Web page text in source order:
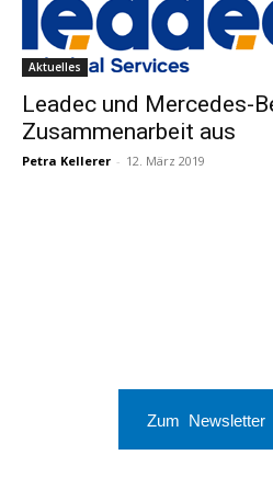
Aktuelles
Leadec und Mercedes-
Zusammenarbeit aus
Petra Kellerer - 12. März 2019
Zum Newsletter